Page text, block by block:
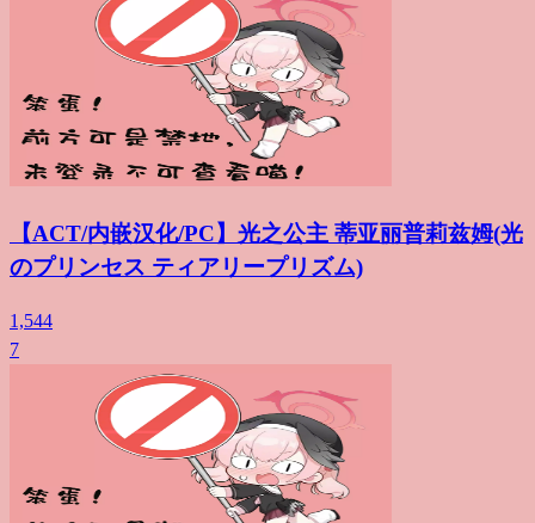
【ACT/内嵌汉化/PC】光之公主 蒂亚丽普莉兹姆(光
のプリンセス ティアリープリズム)
1,544
7